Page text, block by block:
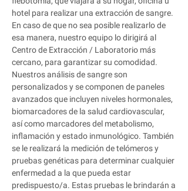
hotel para realizar una extracción de sangre.
En caso de que no sea posible realizarlo de
esa manera, nuestro equipo lo dirigirá al
Centro de Extracción / Laboratorio más
cercano, para garantizar su comodidad.
Nuestros análisis de sangre son
personalizados y se componen de paneles
avanzados que incluyen niveles hormonales,
biomarcadores de la salud cardiovascular,
así como marcadores del metabolismo,
inflamación y estado inmunológico. También
se le realizará la medición de telómeros y
pruebas genéticas para determinar cualquier
enfermedad a la que pueda estar
predispuesto/a. Estas pruebas le brindarán a